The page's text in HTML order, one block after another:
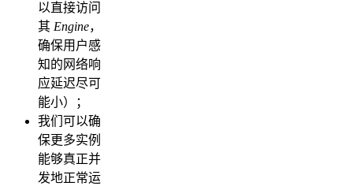
以直接访问
其 Engine，
确保用户感
知的网络响
应延迟尽可
能小）；
我们可以确
保更多实例
能够真正并
发地正常运